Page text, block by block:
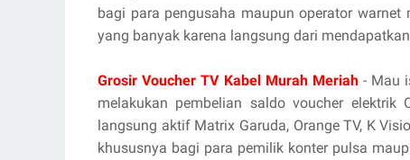
bagi para pengusaha maupun operator
yang banyak karena langsung dari
Grosir Voucher TV Kabel Murah Meriah- Mau
melakukan pembelian saldo voucher
langsung aktif Matrix Garuda, Orange TV, K
khususnya bagi para pemilik konter pulsa